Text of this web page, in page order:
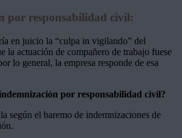
por responsabilidad civil:
en juicio la “culpa in vigilando” del
la actuación de compañero de trabajo fuese
lo general, la empresa responde de esa
por responsabilidad civil?
según el baremo de indemnizaciones de